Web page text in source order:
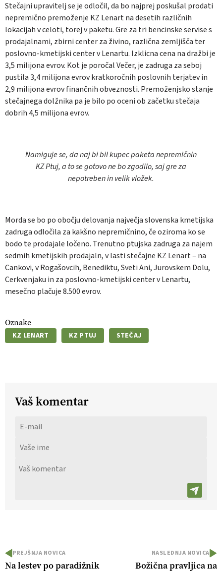
Stečajni upravitelj se je odločil, da bo najprej poskušal prodati
nepremično premoženje KZ Lenart na desetih različnih
lokacijah v celoti, torej v paketu. Gre za tri bencinske servise s
prodajalnami, zbirni center za živino, različna zemljišča ter
poslovno-kmetijski center v Lenartu. Izklicna cena na dražbi je
3,5 milijona evrov. Kot je poročal Večer, je zadruga za seboj
pustila 3,4 milijona evrov kratkoročnih poslovnih terjatev in
2,9 milijona evrov finančnih obveznosti. Premoženjsko stanje
stečajnega dolžnika pa je bilo po oceni ob začetku stečaja
dobrih 4,5 milijona evrov.
Namiguje se, da naj bi bil kupec paketa nepremičnin
KZ Ptuj, a to se gotovo ne bo zgodilo, saj gre za
nepotreben in velik vložek.
Morda se bo po obočju delovanja največja slovenska kmetijska
zadruga odločila za kakšno nepremičnino, če oziroma ko se
bodo te prodajale ločeno. Trenutno ptujska zadruga za najem
sedmih kmetijskih prodajaln, v lasti stečajne KZ Lenart – na
Cankovi, v Rogašovcih, Benediktu, Sveti Ani, Jurovskem Dolu,
Cerkvenjaku in za poslovno-kmetijski center v Lenartu,
mesečno plačuje 8.500 evrov.
Oznake
KZ LENART KZ PTUJ STEČAJ
Vaš komentar
PREJŠNJA NOVICA
Na lestev po paradižnik
NASLEDNJA NOVICA
Božična pravljica na